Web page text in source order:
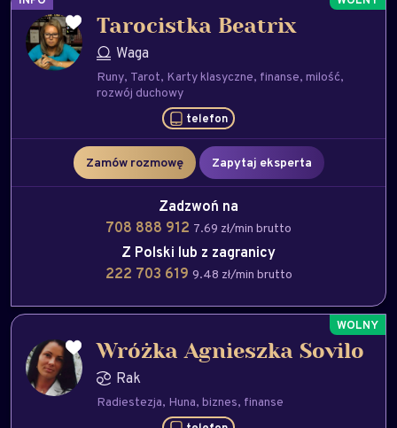
Tarocistka Beatrix
Waga
Runy Tarot Karty klasyczne finanse milość
rozwój duchowy
telefon
Zamów rozmowę Zapytaj eksperta
Zadzwoń na
708 888 912 7.69 zł/min brutto
Z Polski lub z zagranicy
222 703 619 9.48 zł/min brutto
Wróżka Agnieszka Sovilo
Rak
Radiestezja Huna biznes finanse